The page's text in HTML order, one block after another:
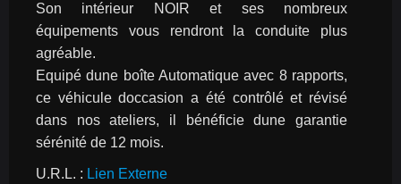
Son intérieur NOIR et ses nombreux
équipements vous rendront la conduite plus
agréable.
Equipé dune boîte Automatique avec 8 rapports,
ce véhicule doccasion a été contrôlé et révisé
dans nos ateliers, il bénéficie dune garantie
sérénité de 12 mois.
U.R.L. : Lien Externe